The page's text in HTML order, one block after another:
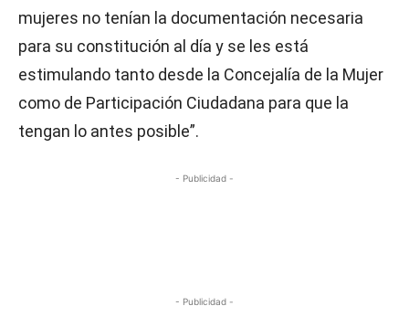
mujeres no tenían la documentación necesaria
para su constitución al día y se les está
estimulando tanto desde la Concejalía de la Mujer
como de Participación Ciudadana para que la
tengan lo antes posible”.
- Publicidad -
- Publicidad -